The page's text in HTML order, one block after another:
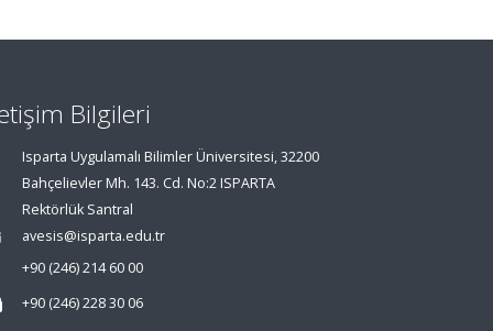
Bilgileri
Isparta Uygulamalı Bilimler Üniversitesi, 32200
Bahçelievler Mh. 143. Cd. No:2 ISPARTA
Rektörlük Santral
avesis@isparta.edu.tr
+90 (246) 214 60 00
+90 (246) 228 30 06